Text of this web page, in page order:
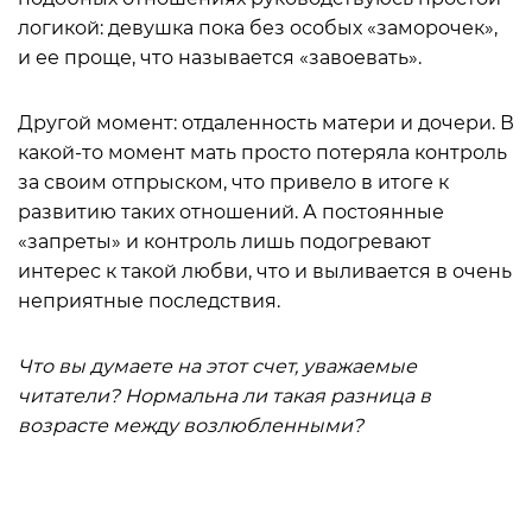
логикой: девушка пока без особых «заморочек»,
и ее проще, что называется «завоевать».
Другой момент: отдаленность матери и дочери. В
какой-то момент мать просто потеряла контроль
за своим отпрыском, что привело в итоге к
развитию таких отношений. А постоянные
«запреты» и контроль лишь подогревают
интерес к такой любви, что и выливается в очень
неприятные последствия.
Что вы думаете на этот счет, уважаемые
читатели? Нормальна ли такая разница в
возрасте между возлюбленными?